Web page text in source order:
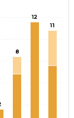
8
12
11